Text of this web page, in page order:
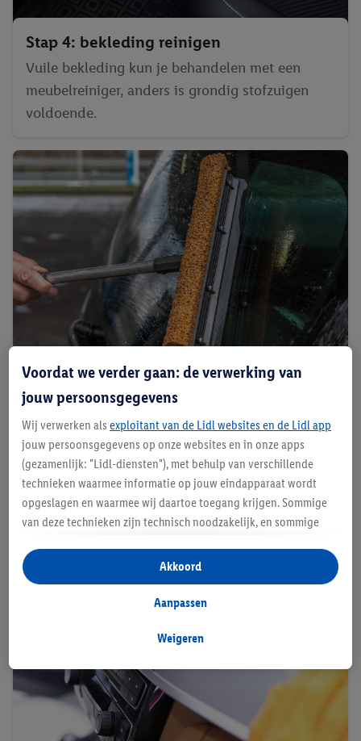
Stap 4: bekleding reinigen
Vuile bekleding kun je behandelen met een
meubelreiniger, anders is grondig stofzuigen
voldoende.
Stap 5: de ruiten schoonmaken
Maak alle ruiten van binnen en buiten schoon
met een ruitenreiniger en een microvezeldoek.
Vergeet de kozijnen niet.
Voordat we verder gaan: de verwerking van
jouw persoonsgegevens
Wij verwerken als exploitant van de Lidl websites en de Lidl app
jouw persoonsgegevens op onze websites en in onze apps
(gezamenlijk: "Lidl-diensten"), met behulp van verschillende
technieken waarmee informatie op jouw eindapparaat wordt
opgeslagen en waarmee wij daartoe toegang krijgen. Sommige
van deze technieken zijn technisch noodzakelijk, en sommige
opslaan van voorkeursinstellingen, het verzamelen en
analyseren van statistieken of voor het tonen van
gepersonaliseerde reclame binnen en buiten de Lidl-diensten.
gegevens over jouw aankoopgedrag in de winkel ook voor de
Als je hier toestemming geeft aan ons voor het personaliseren
van reclame en als je vervolgens een Lidl Plus-account
aanmaakt of inlogt op jouw bestaande Lidl Plus-account, dan
kunnen wij en onze partner Criteo S.A. een speciale online
Weigeren
Aanpassen
Akkoord